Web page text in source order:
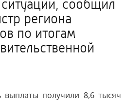
сообщил
региона
по итогам
получили 8,6 тысяч